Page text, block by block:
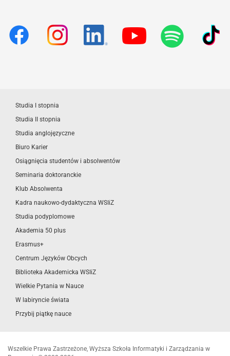
Studia I stopnia
Studia II stopnia
Studia anglojęzyczne
Biuro Karier
Osiągnięcia studentów i absolwentów
Seminaria doktoranckie
Klub Absolwenta
Kadra naukowo-dydaktyczna WSIiZ
Studia podyplomowe
Akademia 50 plus
Erasmus+
Centrum Języków Obcych
Biblioteka Akademicka WSIiZ
Wielkie Pytania w Nauce
W labiryncie świata
Przybij piątkę nauce
Wszelkie Prawa Zastrzeżone, Wyższa Szkoła Informatyki i Zarządzania w